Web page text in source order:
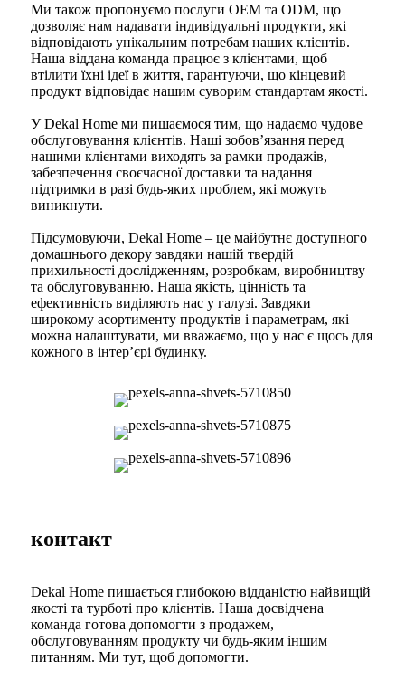
Ми також пропонуємо послуги OEM та ODM, що
дозволяє нам надавати індивідуальні продукти, які
відповідають унікальним потребам наших клієнтів.
Наша віддана команда працює з клієнтами, щоб
втілити їхні ідеї в життя, гарантуючи, що кінцевий
продукт відповідає нашим суворим стандартам якості.
У Dekal Home ми пишаємося тим, що надаємо чудове
обслуговування клієнтів. Наші зобов’язання перед
нашими клієнтами виходять за рамки продажів,
забезпечення своєчасної доставки та надання
підтримки в разі будь-яких проблем, які можуть
виникнути.
Підсумовуючи, Dekal Home – це майбутнє доступного
домашнього декору завдяки нашій твердій
прихильності дослідженням, розробкам, виробництву
та обслуговуванню. Наша якість, цінність та
ефективність виділяють нас у галузі. Завдяки
широкому асортименту продуктів і параметрам, які
можна налаштувати, ми вважаємо, що у нас є щось для
кожного в інтер’єрі будинку.
контакт
Dekal Home пишається глибокою відданістю найвищій
якості та турботі про клієнтів. Наша досвідчена
команда готова допомогти з продажем,
обслуговуванням продукту чи будь-яким іншим
питанням. Ми тут, щоб допомогти.